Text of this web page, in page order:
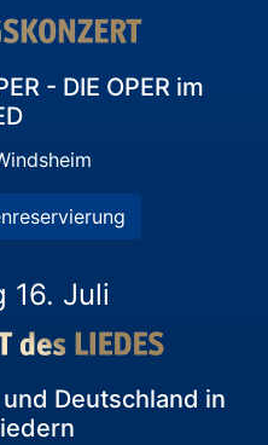
- DIE OPER im
16. Juli
Deutschland in